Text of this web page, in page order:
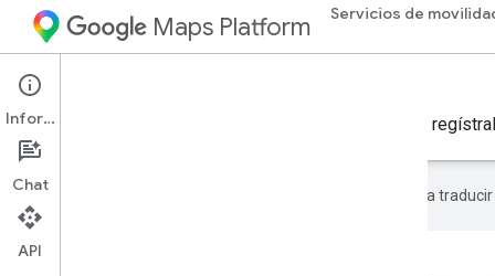
Maps Platform Servicios de
Mobility Services
Haz un seguimiento de las operaciones de tu flota y
Google utiliza tecnología de IA para
Información
Chat
API